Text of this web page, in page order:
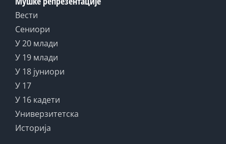
Вести
Сениори
У 20 млади
У 19 млади
У 18 јуниори
У 17
У 16 кадети
Универзитетска
Историја